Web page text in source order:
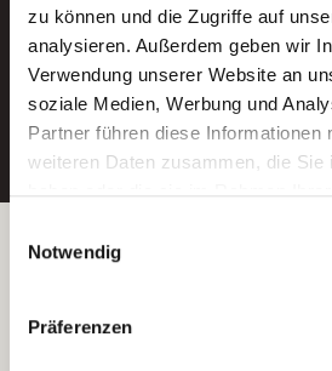
zu können und die Zugriffe auf
analysieren. Außerdem geben wir
Verwendung unserer Website an
soziale Medien, Werbung und
Partner führen diese Informationen
weiteren Daten zusammen, die Sie
Wenn Sie auf „Cookies zulassen“
Sie der Speicherung sämtlicher
Ihre Einwilligung
indem Sie die Cookie-Einstellungen
Notwendig
Präferenzen
Ein kostenloser
Jobs.
E-Mail-Adresse
Betreiber der Webseite
Kantstraße 45a